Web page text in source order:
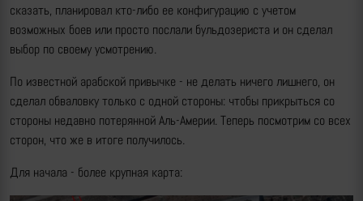
сказать, планировал кто-либо ее конфигурацию с учетом
возможных боев или просто послали бульдозериста и он сделал
выбор по своему усмотрению.
По известной арабской привычке - не делать ничего лишнего, он
сделал обваловку только с одной стороны: чтобы прикрыться со
стороны недавно потерянной Аль-Америи. Теперь посмотрим со всех
сторон, что же в итоге получилось.
Для начала - более крупная карта: